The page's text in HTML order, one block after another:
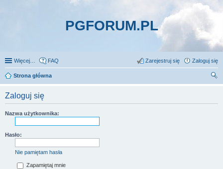
PGFORUM.PL
Więcej… FAQ Zaloguj się
Zarejestruj się
Strona główna
Zaloguj się
Nazwa użytkownika:
Hasło:
Nie pamiętam hasła
Zapamiętaj mnie